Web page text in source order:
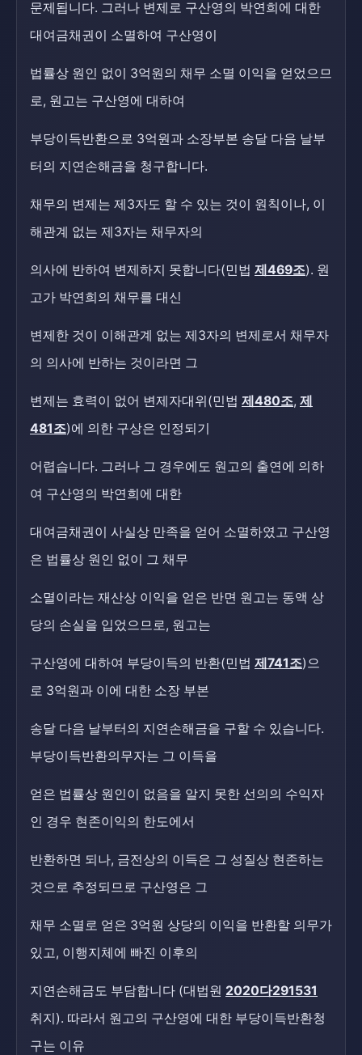
문제됩니다. 그러나 변제로 구산영의 박연희에 대한
대여금채권이 소멸하여 구산영이
법률상 원인 없이 3억원의 채무 소멸 이익을 얻었으므
로, 원고는 구산영에 대하여
부당이득반환으로 3억원과 소장부본 송달 다음 날부
터의 지연손해금을 청구합니다.
채무의 변제는 제3자도 할 수 있는 것이 원칙이나, 이
해관계 없는 제3자는 채무자의
의사에 반하여 변제하지 못합니다(민법 제469조). 원
고가 박연희의 채무를 대신
변제한 것이 이해관계 없는 제3자의 변제로서 채무자
의 의사에 반하는 것이라면 그
변제는 효력이 없어 변제자대위(민법 제480조, 제
481조)에 의한 구상은 인정되기
어렵습니다. 그러나 그 경우에도 원고의 출연에 의하
여 구산영의 박연희에 대한
대여금채권이 사실상 만족을 얻어 소멸하였고 구산영
은 법률상 원인 없이 그 채무
소멸이라는 재산상 이익을 얻은 반면 원고는 동액 상
당의 손실을 입었으므로, 원고는
구산영에 대하여 부당이득의 반환(민법 제741조)으
로 3억원과 이에 대한 소장 부본
송달 다음 날부터의 지연손해금을 구할 수 있습니다.
부당이득반환의무자는 그 이득을
얻은 법률상 원인이 없음을 알지 못한 선의의 수익자
인 경우 현존이익의 한도에서
반환하면 되나, 금전상의 이득은 그 성질상 현존하는
것으로 추정되므로 구산영은 그
채무 소멸로 얻은 3억원 상당의 이익을 반환할 의무가
있고, 이행지체에 빠진 이후의
지연손해금도 부담합니다 (대법원 2020다291531
취지). 따라서 원고의 구산영에 대한 부당이득반환청
구는 이유